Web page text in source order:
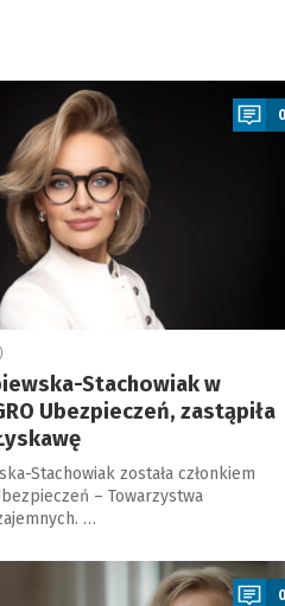
0
Stachowiak w
Ubezpieczeń, zastąpiła
Stachowiak została członkiem
– Towarzystwa
…
0